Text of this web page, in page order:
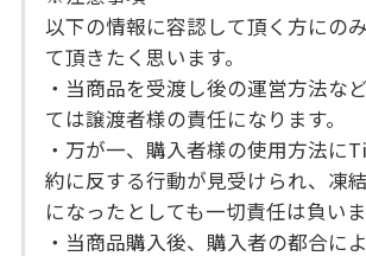
以下の情報に容認して頂く方にの
て頂きたく思います。
・当商品を受渡し後の運営方法な
ては譲渡者様の責任になります。
・万が一、購入者様の使用方法に
約に反する行動が見受けられ、凍
になったとしても一切責任は負いま
・当商品購入後、購入者の都合に